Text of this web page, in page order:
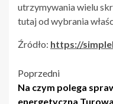
utrzymywania wielu
tutaj od wybrania
Źródło: https://
Nawigacja
Poprzedni
Na czym polega
energetyczna